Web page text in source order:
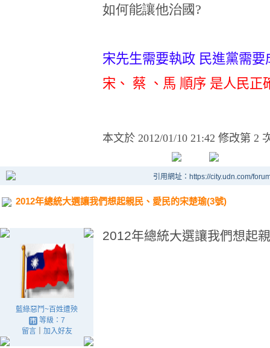
如何能讓他治國?
宋先生需要執政 民進黨需
宋、 蔡 、馬 順序 是人民正
本文於 2012/01/10 21:42 修改第 2
引用網址：https://city.udn.com/
2012年總統大選讓我們想起親民、愛民的宋楚瑜(3號)
藍綠惡鬥~百姓遭殃
等級：7
留言｜ 加入好友
2012年總統大選讓我們想起